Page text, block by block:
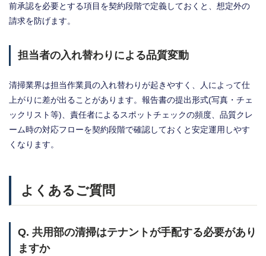
前承認を必要とする項目を契約段階で定義しておくと、想定外の
請求を防げます。
担当者の入れ替わりによる品質変動
清掃業界は担当作業員の入れ替わりが起きやすく、人によって仕
上がりに差が出ることがあります。報告書の提出形式(写真・チェ
ックリスト等)、責任者によるスポットチェックの頻度、品質クレ
ーム時の対応フローを契約段階で確認しておくと安定運用しやす
くなります。
よくあるご質問
Q. 共用部の清掃はテナントが手配する必要があり
ますか